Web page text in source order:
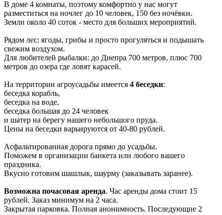
В доме 4 комнаты, поэтому комфортно у нас могут
разместиться на ночлег до 10 человек, 150 без ночёвки.
Земли около 40 соток - место для больших мероприятий.
Рядом лес: ягоды, грибы и просто прогуляться и подышать
свежим воздухом.
Для любителей рыбалки: до Днепра 700 метров, плюс 700
метров до озера где ловят карасей.
На территории агроусадьбы имеется 4 беседки:
беседка корабль,
беседка на воде,
беседка большая до 24 человек
и шатер на берегу нашего небольшого пруда.
Цены на беседки варьируются от 40-80 рублей.
Асфальтированная дорога прямо до усадьбы.
Поможем в организации банкета или любого вашего
праздника.
Вкусно готовим шашлык, шаурму (заказывать заранее).
Возможна почасовая аренда. Час аренды дома стоит 15
рублей. Заказ минимум на 2 часа.
Закрытая парковка. Полная анонимность. Последующие 2